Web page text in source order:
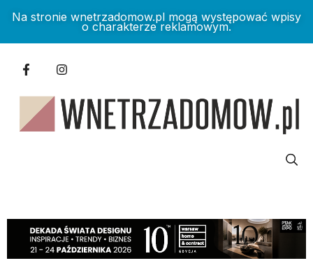
Na stronie wnetrzadomow.pl mogą występować wpisy
o charakterze reklamowym.